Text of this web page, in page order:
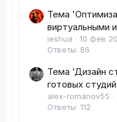
Тема
виртуальными
ieshua
10 Фев
Ответы: 86
Тема 'Дизайн
готовых
alex-romanov55
Ответы: 112